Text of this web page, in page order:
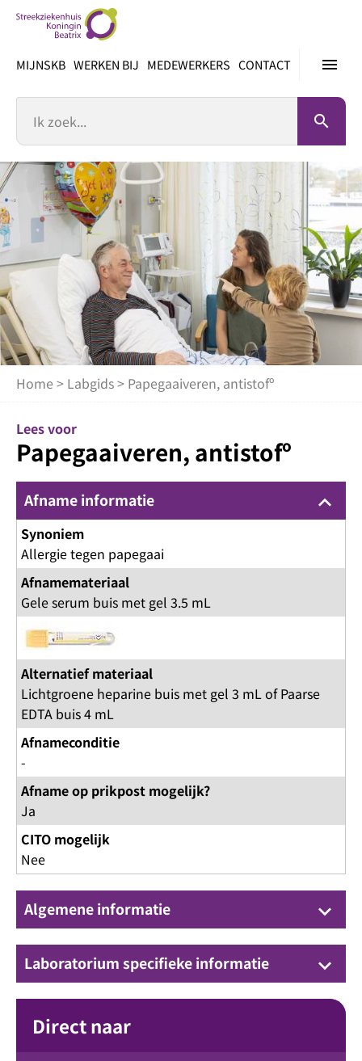
inhoud
menu
MIJNSKB WERKEN BIJ MEDEWERKERS CONTACT
search
Home > Labgids> Papegaaiveren, antistofº
Lees voor
Papegaaiveren, antistofº
Afname informatie keyboard_arrow_up
Synoniem
Allergie tegen papegaai
Afnamemateriaal
Gele serum buis met gel 3.5 mL
Alternatief materiaal
Lichtgroene heparine buis met gel 3 mL of Paarse
EDTA buis 4 mL
Afnameconditie
-
Afname op prikpost mogelijk?
Ja
CITO mogelijk
Nee
Algemene informatie keyboard_arrow_down
Laboratorium specifieke informatie keyboard_arrow_down
Direct naar